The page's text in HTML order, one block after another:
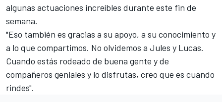
algunas actuaciones increíbles durante este fin de
semana.
"Eso también es gracias a su apoyo, a su conocimiento y
a lo que compartimos. No olvidemos a Jules y Lucas.
Cuando estás rodeado de buena gente y de
compañeros geniales y lo disfrutas, creo que es cuando
rindes".